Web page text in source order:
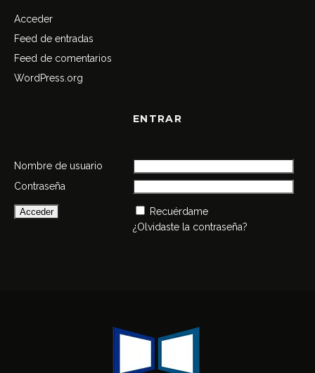
Acceder
Feed de entradas
Feed de comentarios
WordPress.org
ENTRAR
Nombre de usuario
Contraseña
Recuérdame
¿Olvidaste la contraseña?